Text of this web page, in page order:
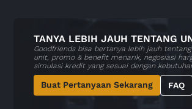
TANYA LEBIH JAUH TENTANG
Goodfriends bisa bertanya lebih jauh
unit, promo & benefit menarik, negosiasi
simulasi kredit yang sesuai dengan
Buat Pertanyaan Sekarang FAQ